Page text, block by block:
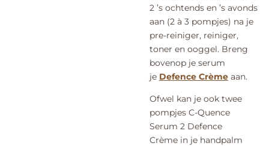
2 ’s ochtends en ’s avonds
aan (2 à 3 pompjes) na je
pre-reiniger, reiniger,
toner en ooggel. Breng
bovenop je serum
je Defence Crème aan.
Ofwel kan je ook twee
pompjes C-Quence
Serum 2 Defence
Crème in je handpalm